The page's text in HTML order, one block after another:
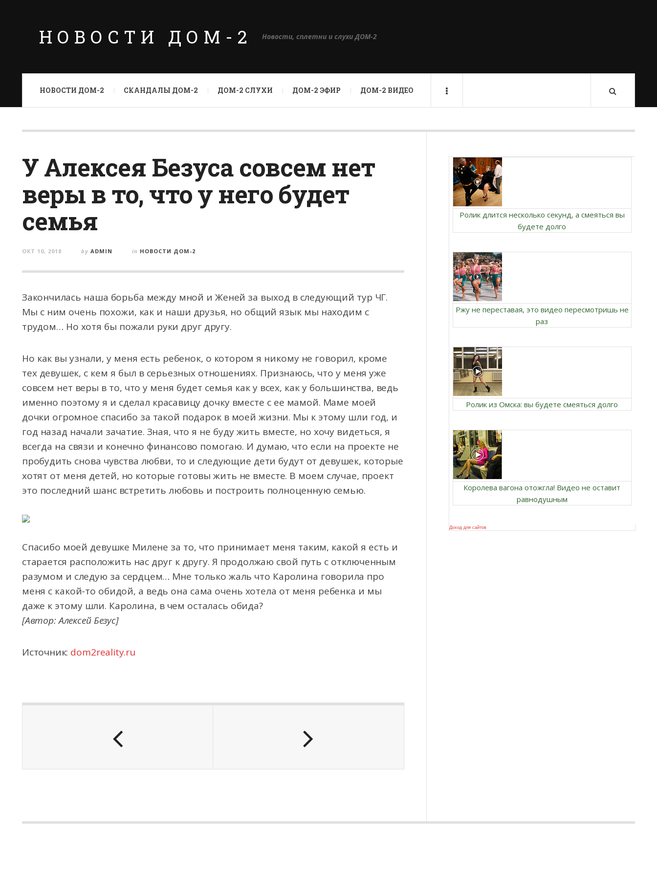
НОВОСТИ ДОМ-2 Новости, сплетни и слухи ДОМ-2
НОВОСТИ ДОМ-2 СКАНДАЛЫ ДОМ-2 ДОМ-2 СЛУХИ ДОМ-2 ЭФИР ДОМ-2 ВИДЕО
У Алексея Безуса совсем нет
веры в то, что у него будет
семья
ОКТ 10, 2018 by ADMIN in НОВОСТИ ДОМ-2
Закончилась наша борьба между мной и Женей за выход в следующий тур ЧГ.
Мы с ним очень похожи, как и наши друзья, но общий язык мы находим с
трудом… Но хотя бы пожали руки друг другу.
Но как вы узнали, у меня есть ребенок, о котором я никому не говорил, кроме
тех девушек, с кем я был в серьезных отношениях. Признаюсь, что у меня уже
совсем нет веры в то, что у меня будет семья как у всех, как у большинства, ведь
именно поэтому я и сделал красавицу дочку вместе с ее мамой. Маме моей
дочки огромное спасибо за такой подарок в моей жизни. Мы к этому шли год, и
год назад начали зачатие. Зная, что я не буду жить вместе, но хочу видеться, я
всегда на связи и конечно финансово помогаю. И думаю, что если на проекте не
пробудить снова чувства любви, то и следующие дети будут от девушек, которые
хотят от меня детей, но которые готовы жить не вместе. В моем случае, проект
это последний шанс встретить любовь и построить полноценную семью.
Спасибо моей девушке Милене за то, что принимает меня таким, какой я есть и
старается расположить нас друг к другу. Я продолжаю свой путь с отключенным
разумом и следую за сердцем… Мне только жаль что Каролина говорила про
меня с какой-то обидой, а ведь она сама очень хотела от меня ребенка и мы
даже к этому шли. Каролина, в чем осталась обида?
[Автор: Алексей Безус]
Источник: dom2reality.ru
Ролик длится несколько секунд, а смеяться вы
будете долго
Ржу не переставая, это видео пересмотришь не
раз
Ролик из Омска: вы будете смеяться долго
Королева вагона отожгла! Видео не оставит
равнодушным
Доход для сайтов